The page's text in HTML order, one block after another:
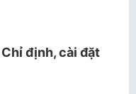
định, cài đặt